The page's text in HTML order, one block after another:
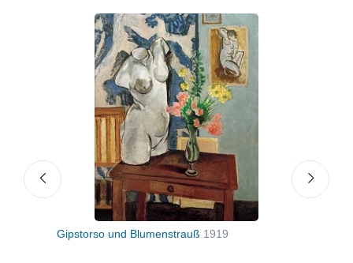
Gipstorso und Blumenstrauß 1919